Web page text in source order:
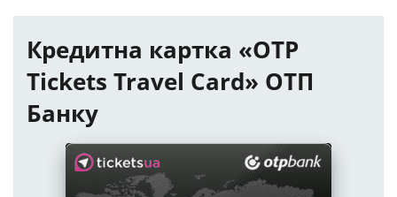
Кредитна картка «ОТР
Tickets Travel Card» ОТП
Банку